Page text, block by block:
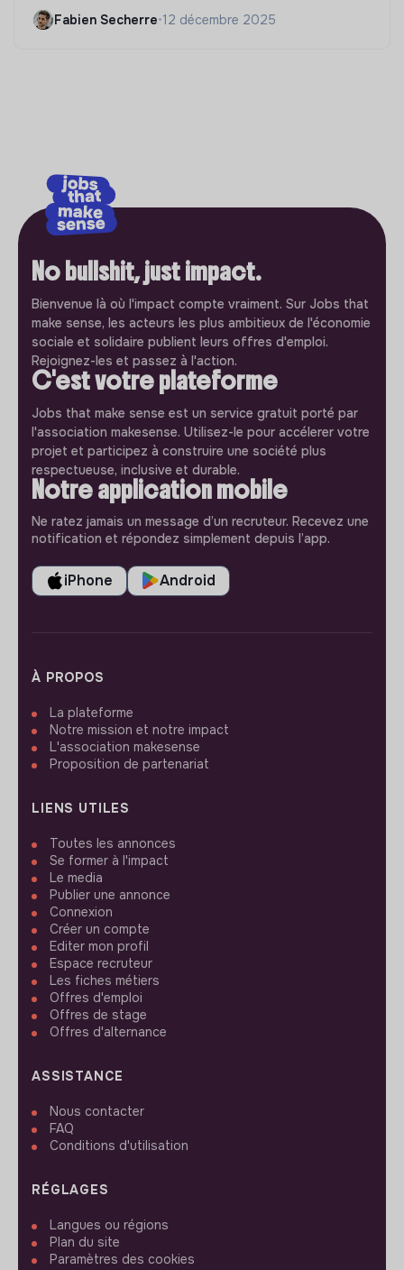
Fabien Secherre•12 décembre 2025
No bullshit, just impact.
Bienvenue là où l'impact compte vraiment. Sur Jobs that
make sense, les acteurs les plus ambitieux de l'économie
sociale et solidaire publient leurs offres d'emploi.
Rejoignez-les et passez à l'action.
C'est votre plateforme
Jobs that make sense est un service gratuit porté par
l'association makesense. Utilisez-le pour accélerer votre
projet et participez à construire une société plus
respectueuse, inclusive et durable.
Notre application mobile
Ne ratez jamais un message d’un recruteur. Recevez une
notification et répondez simplement depuis l’app.
iPhone Android
À PROPOS
La plateforme
Notre mission et notre impact
L'association makesense
Proposition de partenariat
LIENS UTILES
Toutes les annonces
Se former à l'impact
Le media
Publier une annonce
Connexion
Créer un compte
Editer mon profil
Espace recruteur
Les fiches métiers
Offres d'emploi
Offres de stage
Offres d'alternance
ASSISTANCE
Nous contacter
FAQ
Conditions d'utilisation
RÉGLAGES
Langues ou régions
Plan du site
Paramètres des cookies